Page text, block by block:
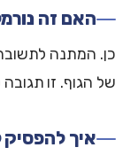
האם זה
כן. המתנה
של הגוף. זו
איך להפסיק